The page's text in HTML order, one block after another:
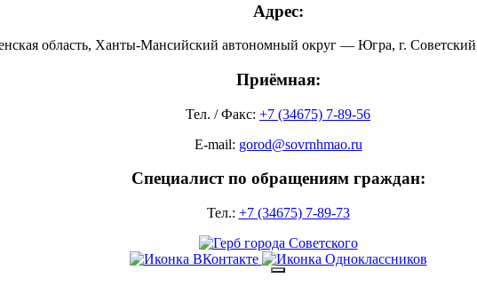
Адрес:
область, Ханты-Мансийский автономный округ — Югра, г.
Приёмная:
Тел. / Факс: +7 (34675) 7-89-56
E-mail: gorod@sovrnhmao.ru
Специалист по обращениям граждан:
Тел.: +7 (34675) 7-89-73